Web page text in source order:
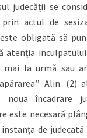
judecăţii se
actul de
obligată să
atenţia inculpatului
la urmă sau
Alin. (2)
noua încadrare
este necesară
de judecată